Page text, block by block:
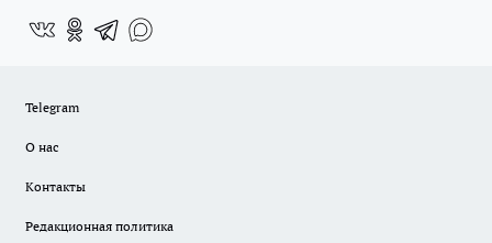
Telegram
О нас
Контакты
Редакционная политика